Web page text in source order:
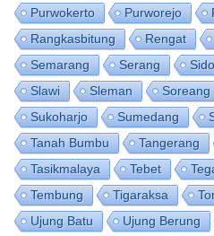
Purwokerto
Purworejo
Rangkasbitung
Rengat
Semarang
Serang
Slawi
Sleman Soreang
Sukoharjo
Sumedang
Tanah Bumbu
Tangerang
Tasikmalaya
Tebet
Tembung
Tigaraksa
Ujung Batu
Ujung Berung